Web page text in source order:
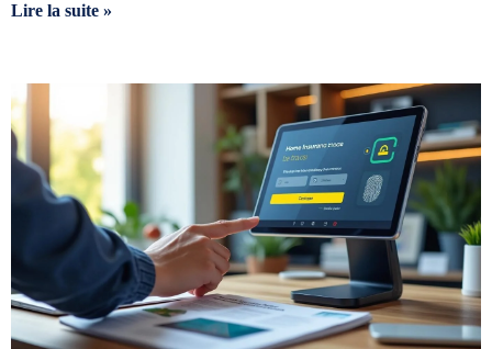
Lire la suite »